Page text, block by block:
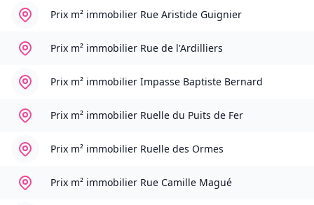
Prix m² immobilier Rue Aristide Guignier
Prix m² immobilier Rue de l'Ardilliers
Prix m² immobilier Impasse Baptiste Bernard
Prix m² immobilier Ruelle du Puits de Fer
Prix m² immobilier Ruelle des Ormes
Prix m² immobilier Rue Camille Magué